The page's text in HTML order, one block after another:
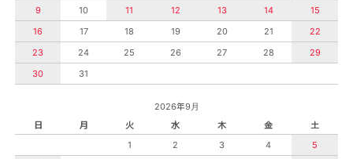
9
10 11 12 13 14
15
16
17 18 19 20 21
22
23
24 25 26 27 28
29
30
31
2026年9月
日
月 火 水 木 金
土
1
2 3 4
5